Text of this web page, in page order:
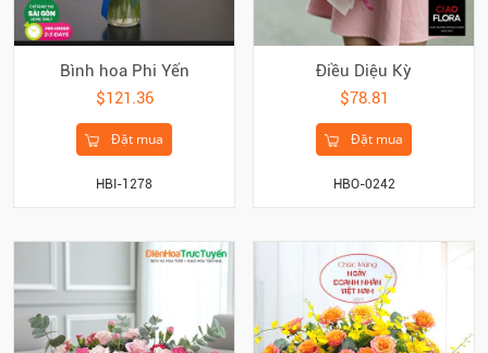
Bình hoa Phi Yến
$121.36
Đặt mua
HBI-1278
Điều Diệu Kỳ
$78.81
Đặt mua
HBO-0242